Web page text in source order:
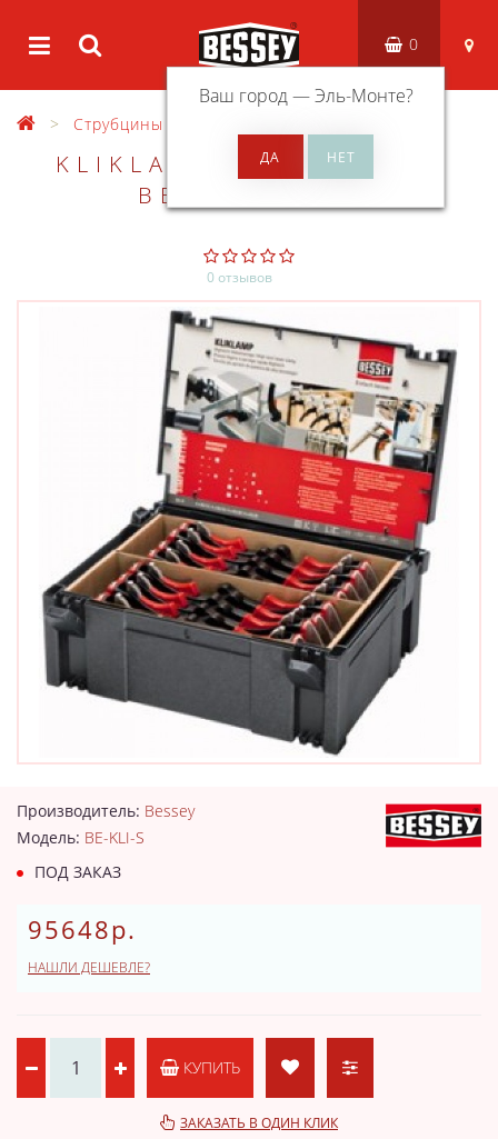
Ваш город —Эль-Монте?
0
Струбцины
KLIKLAMP НАБОР KLI-S
BESSEY KLI-S
0 отзывов
Производитель: Bessey
Модель: BE-KLI-S
ПОД ЗАКАЗ
95648р.
НАШЛИ ДЕШЕВЛЕ?
КУПИТЬ
ЗАКАЗАТЬ В ОДИН КЛИК